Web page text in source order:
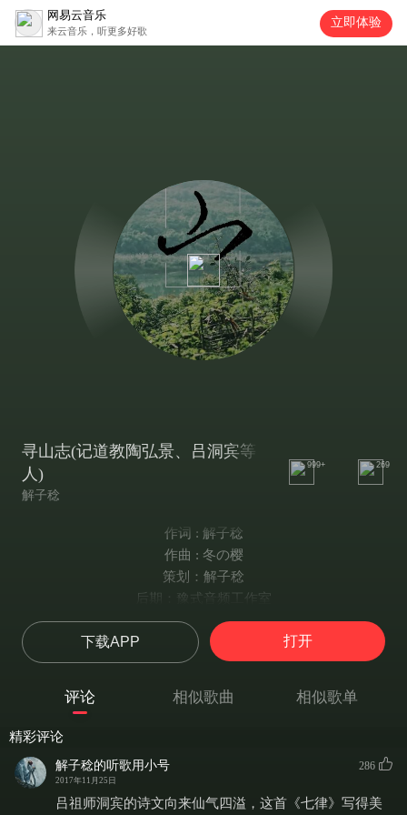
网易云音乐
来云音乐，听更多好歌
立即体验
寻山志(记道教陶弘景、吕洞宾等
人)
解子稔
999+ 269
作词 : 解子稔
作曲 : 冬の樱
策划：解子稔
后期：豫式音频工作室
记道教陶弘景、吕洞宾等人。
送给朋友推书墙的生日礼物。
【念】
借风拢帆恐惊蛟，念及瑶池月正圆。
轻棹碎波光 小舟良宵敛夜长
下载APP 打开
评论 相似歌曲 相似歌单
精彩评论
解子稔的听歌用小号
2017年11月25日
286
吕祖师洞宾的诗文向来仙气四溢，这首《七律》写得美